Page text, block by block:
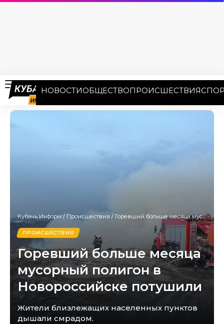
НОВОСТИОБЩЕСТВОПРОИСШЕСТВИЯ
Кубань Информ / Происшествия / Горевший больше месяца мусорный полигон в Новороссийске потушили
ПРОИСШЕСТВИЯ
Горевший больше месяца
мусорный полигон в
Новороссийске потушили
Жители близлежащих населенных пунктов
дышали смрадом.